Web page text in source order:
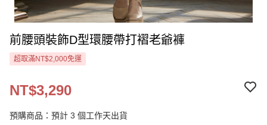
前腰頭裝飾D型環腰帶打褶老爺褲
超取滿NT$2,000免運
NT$3,290
預購商品：預計 3 個工作天出貨